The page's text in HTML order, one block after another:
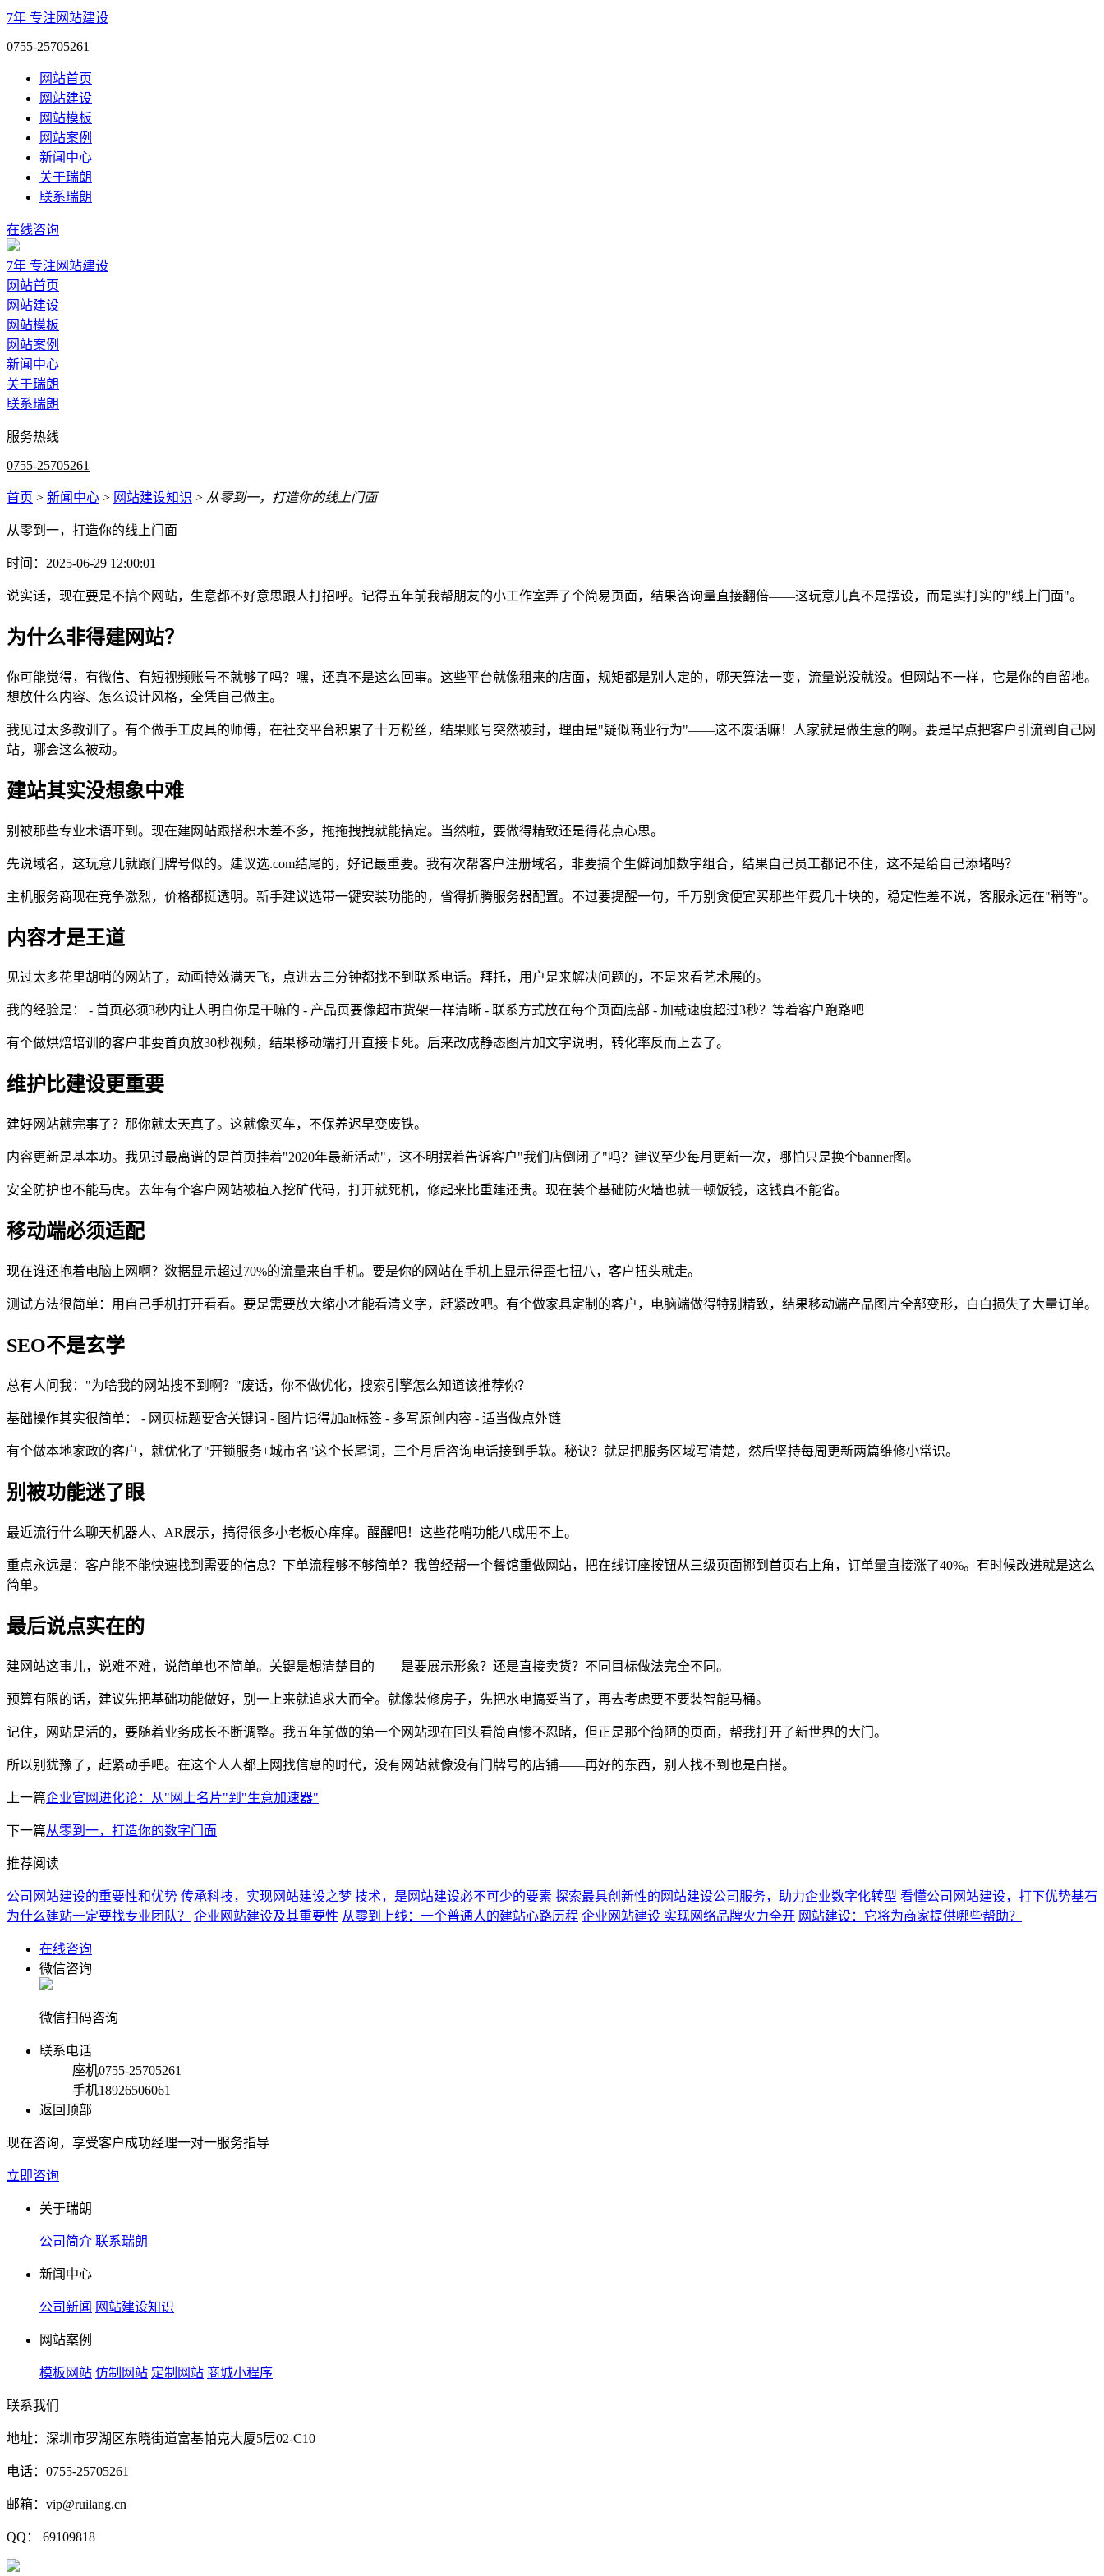
7年 专注网站建设
0755-25705261
网站首页
网站建设
网站模板
网站案例
新闻中心
关于瑞朗
联系瑞朗
在线咨询
7年 专注网站建设
网站首页
网站建设
网站模板
网站案例
新闻中心
关于瑞朗
联系瑞朗
服务热线
0755-25705261
首页 > 新闻中心 > 网站建设知识 > 从零到一，打造你的线上门面
从零到一，打造你的线上门面
时间：2025-06-29 12:00:01
说实话，现在要是不搞个网站，生意都不好意思跟人打招呼。记得五年前我帮朋友的小工作室弄了个简易页面，结果咨询量直接翻倍——这玩意儿真不是摆设，而是实打实的"线上门面"。
为什么非得建网站？
你可能觉得，有微信、有短视频账号不就够了吗？嘿，还真不是这么回事。这些平台就像租来的店面，规矩都是别人定的，哪天算法一变，流量说没就没。但网站不一样，它是你的自留地。
想放什么内容、怎么设计风格，全凭自己做主。
我见过太多教训了。有个做手工皮具的师傅，在社交平台积累了十万粉丝，结果账号突然被封，理由是"疑似商业行为"——这不废话嘛！人家就是做生意的啊。要是早点把客户引流到自己网
站，哪会这么被动。
建站其实没想象中难
别被那些专业术语吓到。现在建网站跟搭积木差不多，拖拖拽拽就能搞定。当然啦，要做得精致还是得花点心思。
先说域名，这玩意儿就跟门牌号似的。建议选.com结尾的，好记最重要。我有次帮客户注册域名，非要搞个生僻词加数字组合，结果自己员工都记不住，这不是给自己添堵吗？
主机服务商现在竞争激烈，价格都挺透明。新手建议选带一键安装功能的，省得折腾服务器配置。不过要提醒一句，千万别贪便宜买那些年费几十块的，稳定性差不说，客服永远在"稍等"。
内容才是王道
见过太多花里胡哨的网站了，动画特效满天飞，点进去三分钟都找不到联系电话。拜托，用户是来解决问题的，不是来看艺术展的。
我的经验是： - 首页必须3秒内让人明白你是干嘛的 - 产品页要像超市货架一样清晰 - 联系方式放在每个页面底部 - 加载速度超过3秒？等着客户跑路吧
有个做烘焙培训的客户非要首页放30秒视频，结果移动端打开直接卡死。后来改成静态图片加文字说明，转化率反而上去了。
维护比建设更重要
建好网站就完事了？那你就太天真了。这就像买车，不保养迟早变废铁。
内容更新是基本功。我见过最离谱的是首页挂着"2020年最新活动"，这不明摆着告诉客户"我们店倒闭了"吗？建议至少每月更新一次，哪怕只是换个banner图。
安全防护也不能马虎。去年有个客户网站被植入挖矿代码，打开就死机，修起来比重建还贵。现在装个基础防火墙也就一顿饭钱，这钱真不能省。
移动端必须适配
现在谁还抱着电脑上网啊？数据显示超过70%的流量来自手机。要是你的网站在手机上显示得歪七扭八，客户扭头就走。
测试方法很简单：用自己手机打开看看。要是需要放大缩小才能看清文字，赶紧改吧。有个做家具定制的客户，电脑端做得特别精致，结果移动端产品图片全部变形，白白损失了大量订单。
SEO不是玄学
总有人问我："为啥我的网站搜不到啊？"废话，你不做优化，搜索引擎怎么知道该推荐你？
基础操作其实很简单： - 网页标题要含关键词 - 图片记得加alt标签 - 多写原创内容 - 适当做点外链
有个做本地家政的客户，就优化了"开锁服务+城市名"这个长尾词，三个月后咨询电话接到手软。秘诀？就是把服务区域写清楚，然后坚持每周更新两篇维修小常识。
别被功能迷了眼
最近流行什么聊天机器人、AR展示，搞得很多小老板心痒痒。醒醒吧！这些花哨功能八成用不上。
重点永远是：客户能不能快速找到需要的信息？下单流程够不够简单？我曾经帮一个餐馆重做网站，把在线订座按钮从三级页面挪到首页右上角，订单量直接涨了40%。有时候改进就是这么
简单。
最后说点实在的
建网站这事儿，说难不难，说简单也不简单。关键是想清楚目的——是要展示形象？还是直接卖货？不同目标做法完全不同。
预算有限的话，建议先把基础功能做好，别一上来就追求大而全。就像装修房子，先把水电搞妥当了，再去考虑要不要装智能马桶。
记住，网站是活的，要随着业务成长不断调整。我五年前做的第一个网站现在回头看简直惨不忍睹，但正是那个简陋的页面，帮我打开了新世界的大门。
所以别犹豫了，赶紧动手吧。在这个人人都上网找信息的时代，没有网站就像没有门牌号的店铺——再好的东西，别人找不到也是白搭。
上一篇企业官网进化论：从"网上名片"到"生意加速器"
下一篇从零到一，打造你的数字门面
推荐阅读
公司网站建设的重要性和优势 传承科技，实现网站建设之梦 技术，是网站建设必不可少的要素 探索最具创新性的网站建设公司服务，助力企业数字化转型 看懂公司网站建设，打下优势基石
为什么建站一定要找专业团队？
企业网站建设及其重要性 从零到上线：一个普通人的建站心路历程 企业网站建设 实现网络品牌火力全开 网站建设：它将为商家提供哪些帮助？
在线咨询
微信咨询
微信扫码咨询
联系电话
座机0755-25705261
手机18926506061
返回顶部
现在咨询，享受客户成功经理一对一服务指导
立即咨询
关于瑞朗
公司简介 联系瑞朗
新闻中心
公司新闻 网站建设知识
网站案例
模板网站 仿制网站 定制网站 商城小程序
联系我们
地址：深圳市罗湖区东晓街道富基帕克大厦5层02-C10
电话：0755-25705261
邮箱：vip@ruilang.cn
QQ： 69109818